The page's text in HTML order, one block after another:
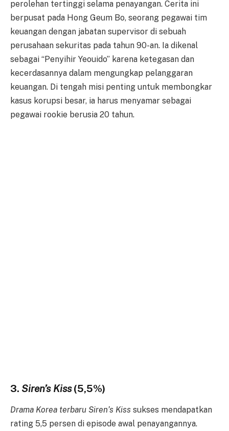
perolehan tertinggi selama penayangan. Cerita ini
berpusat pada Hong Geum Bo, seorang pegawai tim
keuangan dengan jabatan supervisor di sebuah
perusahaan sekuritas pada tahun 90-an. Ia dikenal
sebagai “Penyihir Yeouido” karena ketegasan dan
kecerdasannya dalam mengungkap pelanggaran
keuangan. Di tengah misi penting untuk membongkar
kasus korupsi besar, ia harus menyamar sebagai
pegawai rookie berusia 20 tahun.
3. Siren’s Kiss(5,5%)
Drama Korea terbaru Siren’s Kiss sukses mendapatkan
rating 5,5 persen di episode awal penayangannya.